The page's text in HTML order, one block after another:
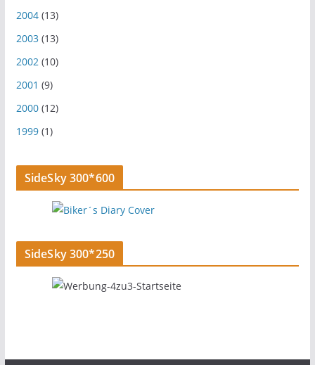
2004(13)
2003(13)
2002(10)
2001 (9)
2000(12)
1999(1)
SideSky 300*600
SideSky 300*250